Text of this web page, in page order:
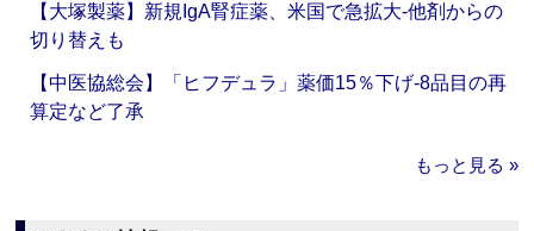
【大塚製薬】新規IgA腎症薬、米国で急拡大‐他剤からの
切り替えも
【中医協総会】「ヒフデュラ」薬価15％下げ‐8品目の再
算定など了承
もっと見る »